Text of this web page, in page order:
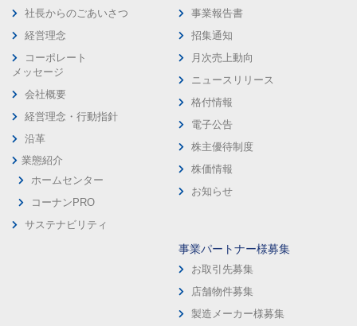
社長からのごあいさつ
経営理念
コーポレート
メッセージ
会社概要
経営理念・行動指針
沿革
業態紹介
ホームセンター
コーナンPRO
サステナビリティ
事業報告書
招集通知
月次売上動向
ニュースリリース
格付情報
電子公告
株主優待制度
株価情報
お知らせ
事業パートナー様募集
お取引先募集
店舗物件募集
製造メーカー様募集